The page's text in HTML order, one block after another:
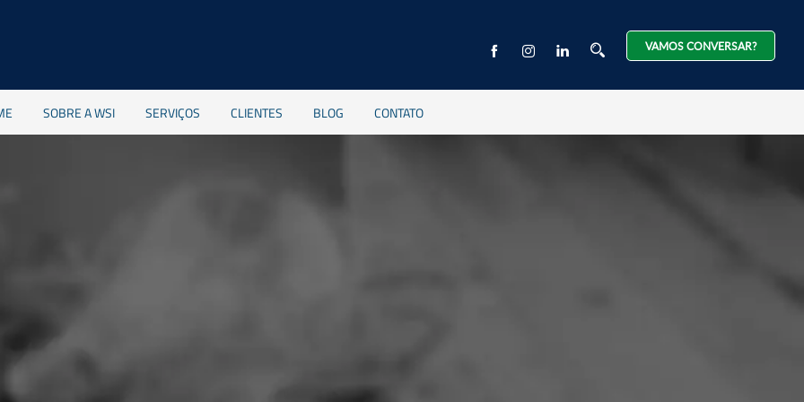
VAMOS CONVERSAR?
SOBRE A WSI SERVIÇOS CLIENTES BLOG CONTATO